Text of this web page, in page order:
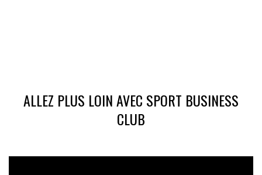
ALLEZ PLUS LOIN AVEC SPORT BUSINESS
CLUB